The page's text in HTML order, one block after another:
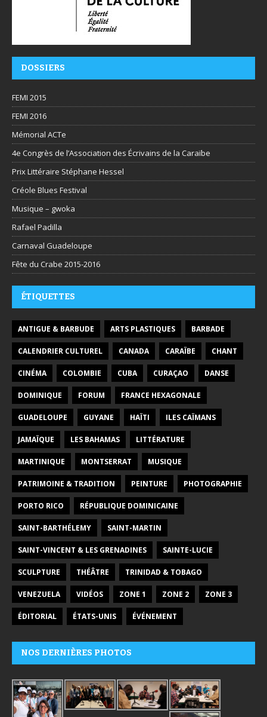
DOSSIERS
FEMI 2015
FEMI 2016
Mémorial ACTe
4e Congrès de l’Association des Écrivains de la Caraïbe
Prix Littéraire Stéphane Hessel
Créole Blues Festival
Musique – gwoka
Rafael Padilla
Carnaval Guadeloupe
Fête du Crabe 2015-2016
ÉTIQUETTES
ANTIGUE & BARBUDE ARTS PLASTIQUES BARBADE
CALENDRIER CULTUREL CANADA CARAÏBE CHANT
CINÉMA COLOMBIE CUBA CURAÇAO DANSE
DOMINIQUE FORUM FRANCE HEXAGONALE
GUADELOUPE GUYANE HAÏTI ILES CAÏMANS
JAMAÏQUE LES BAHAMAS LITTÉRATURE
MARTINIQUE MONTSERRAT MUSIQUE
PATRIMOINE & TRADITION PEINTURE PHOTOGRAPHIE
PORTO RICO RÉPUBLIQUE DOMINICAINE
SAINT-BARTHÉLEMY SAINT-MARTIN
SAINT-VINCENT & LES GRENADINES SAINTE-LUCIE
SCULPTURE THÉÂTRE TRINIDAD & TOBAGO
VENEZUELA VIDÉOS ZONE 1 ZONE 2 ZONE 3
ÉDITORIAL ÉTATS-UNIS ÉVÉNEMENT
NOS DERNIÈRES PHOTOS